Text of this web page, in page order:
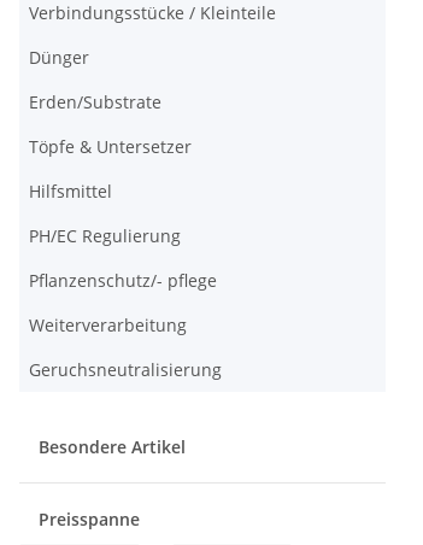
Verbindungsstücke / Kleinteile
Dünger
Erden/Substrate
Töpfe & Untersetzer
Hilfsmittel
PH/EC Regulierung
Pflanzenschutz/- pflege
Weiterverarbeitung
Geruchsneutralisierung
Besondere Artikel
Preisspanne